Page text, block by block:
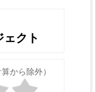
クト
から除外）